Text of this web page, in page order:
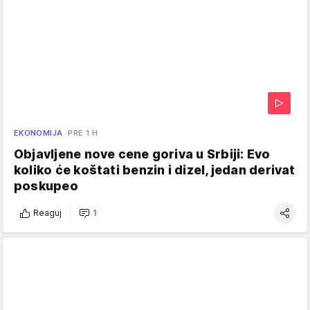
EKONOMIJA PRE 1 H
Objavljene nove cene goriva u Srbiji: Evo
koliko će koštati benzin i dizel, jedan derivat
poskupeo
Reaguj 1